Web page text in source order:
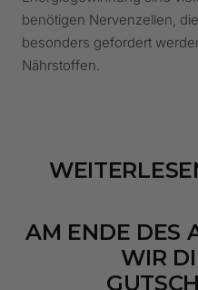
benötigen Nervenzellen,
besonders gefordert
Nährstoffen.
AM ENDE DES
WIR